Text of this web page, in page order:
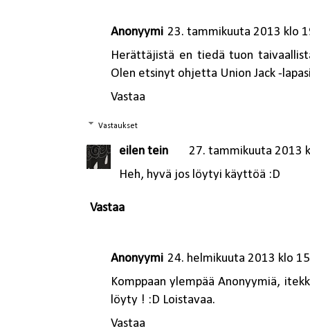
Anonyymi 23. tammikuuta 2013 klo
Herättäjistä en tiedä tuon
Olen etsinyt ohjetta Union Jack -
Vastaa
Vastaukset
eilen tein
27. tammikuuta 2013
Heh, hyvä jos löytyi käyttöä :D
Vastaa
Anonyymi 24. helmikuuta 2013 klo
Komppaan ylempää Anonyymiä,
löyty ! :D Loistavaa.
Vastaa